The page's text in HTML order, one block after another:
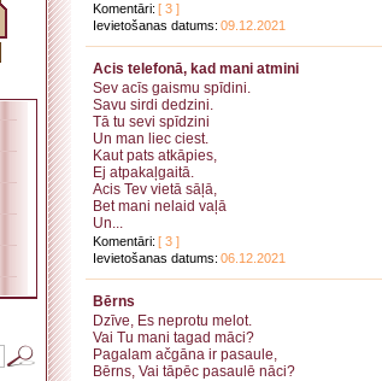
Komentāri: [ 3 ]
Ievietošanas datums: 09.12.2021
Acis telefonā, kad mani atmini
Sev acīs gaismu spīdini.
Savu sirdi dedzini.
Tā tu sevi spīdzini
Un man liec ciest.
Kaut pats atkāpies,
Ej atpakaļgaitā.
Acis Tev vietā sāļā,
Bet mani nelaid vaļā
Un...
Komentāri: [ 3 ]
Ievietošanas datums: 06.12.2021
Bērns
Dzīve, Es neprotu melot.
Vai Tu mani tagad māci?
Pagalam ačgāna ir pasaule,
Bērns, Vai tāpēc pasaulē nāci?